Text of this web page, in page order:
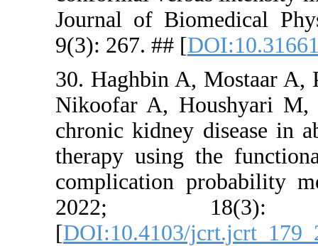
Journal of
9(3): 267.
30.
Nikoofar
chronic
therapy
[